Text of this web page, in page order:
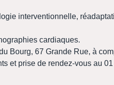
interventionnelle,
cardiaques.
Bourg, 67 Grande Rue, à
et prise de rendez-vous au